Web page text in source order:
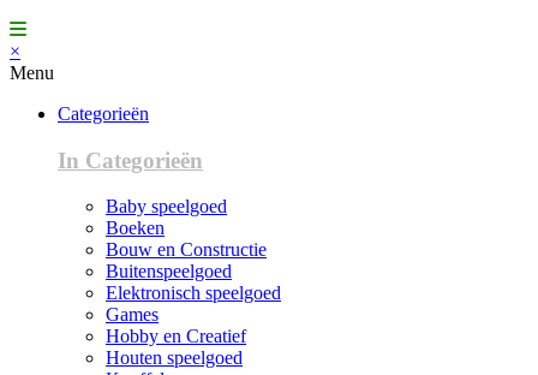
×
Menu
Categorieën
In Categorieën
Baby speelgoed
Boeken
Bouw en Constructie
Buitenspeelgoed
Elektronisch speelgoed
Games
Hobby en Creatief
Houten speelgoed